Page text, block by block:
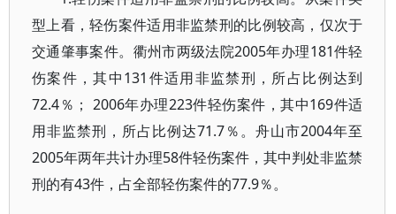
型上看，轻伤案件适用非监禁刑的比例较高，仅次于
交通肇事案件。衢州市两级法院2005年办理181件轻
伤案件，其中131件适用非监禁刑，所占比例达到
72.4％； 2006年办理223件轻伤案件，其中169件适
用非监禁刑，所占比例达71.7％。舟山市2004年至
2005年两年共计办理58件轻伤案件，其中判处非监禁
刑的有43件，占全部轻伤案件的77.9％。